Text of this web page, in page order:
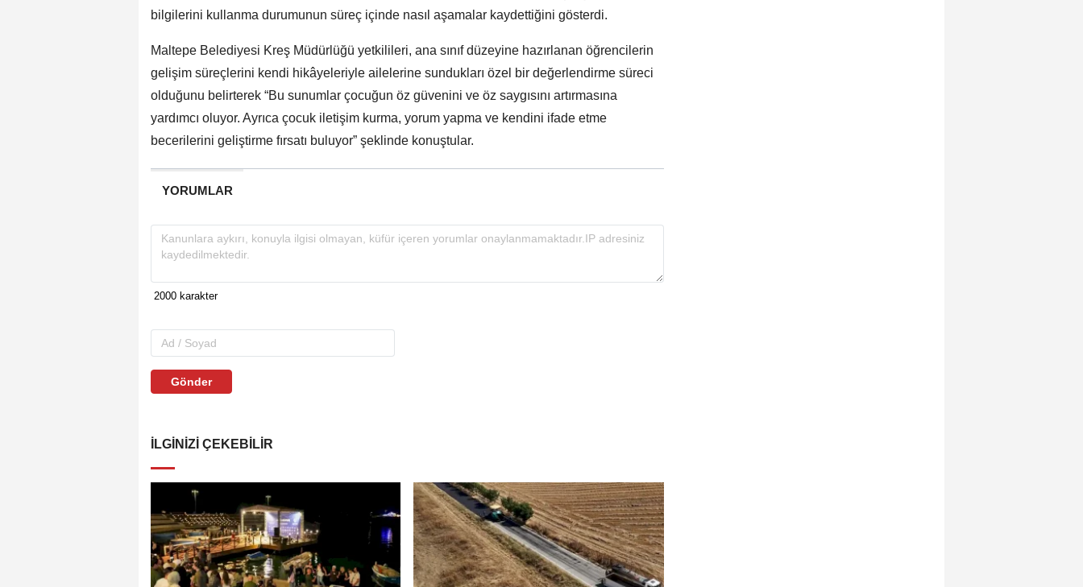
bilgilerini kullanma durumunun süreç içinde nasıl aşamalar kaydettiğini gösterdi.
Maltepe Belediyesi Kreş Müdürlüğü yetkilileri, ana sınıf düzeyine hazırlanan öğrencilerin
gelişim süreçlerini kendi hikâyeleriyle ailelerine sundukları özel bir değerlendirme süreci
olduğunu belirterek “Bu sunumlar çocuğun öz güvenini ve öz saygısını artırmasına
yardımcı oluyor. Ayrıca çocuk iletişim kurma, yorum yapma ve kendini ifade etme
becerilerini geliştirme fırsatı buluyor” şeklinde konuştular.
YORUMLAR
Gönder
İLGINIZI ÇEKEBILIR